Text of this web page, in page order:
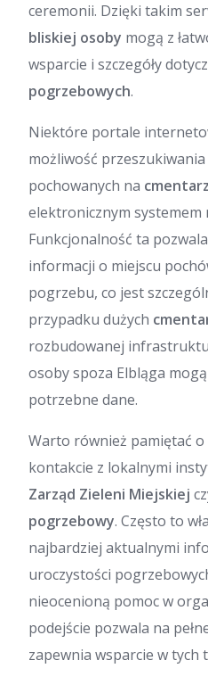
ceremonii. Dzięki takim
bliskiej osoby mogą z
wsparcie i szczegóły
pogrzebowych.
Niektóre portale
możliwość przeszukiwania
pochowanych na
elektronicznym systemem
Funkcjonalność ta
informacji o miejscu
pogrzebu, co jest
przypadku dużych
rozbudowanej
osoby spoza Elbląga
potrzebne dane.
Warto również pamiętać
kontakcie z lokalnymi
Zarząd Zieleni Miejskiej
pogrzebowy. Często to
najbardziej aktualnymi
uroczystości
nieocenioną pomoc w
podejście pozwala na
zapewnia wsparcie w tych